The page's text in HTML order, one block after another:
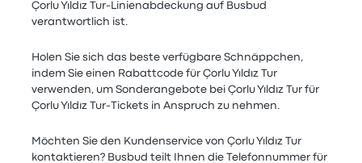
Çorlu Yıldız Tur-Linienabdeckung auf Busbud
verantwortlich ist.
Holen Sie sich das beste verfügbare Schnäppchen,
indem Sie einen Rabattcode für Çorlu Yıldız Tur
verwenden, um Sonderangebote bei Çorlu Yıldız Tur für
Çorlu Yıldız Tur-Tickets in Anspruch zu nehmen.
Möchten Sie den Kundenservice von Çorlu Yıldız Tur
kontaktieren? Busbud teilt Ihnen die Telefonnummer für